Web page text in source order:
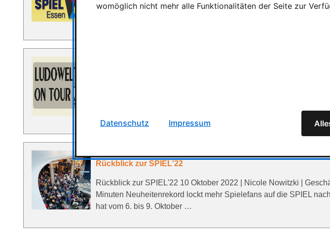
| Thomas Szombach | Geschätze Lesezeit: 4 Minuten GRÖSSER
Rückblick zur SPIEL'22
Rückblick zur SPIEL'22 10 Oktober 2022 | Nicole Nowitzki |
Minuten Neuheitenrekord lockt mehr Spielefans auf die SPIEL
hat vom 6. bis 9. Oktober …
womöglich nicht mehr alle Funktionalitäten der Seite zur
Datenschutz Impressum